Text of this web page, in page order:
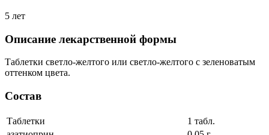
5 лет
Описание лекарственной формы
Таблетки светло-желтого или светло-желтого с зеленоватым
оттенком цвета.
Состав
Таблетки
1 табл.